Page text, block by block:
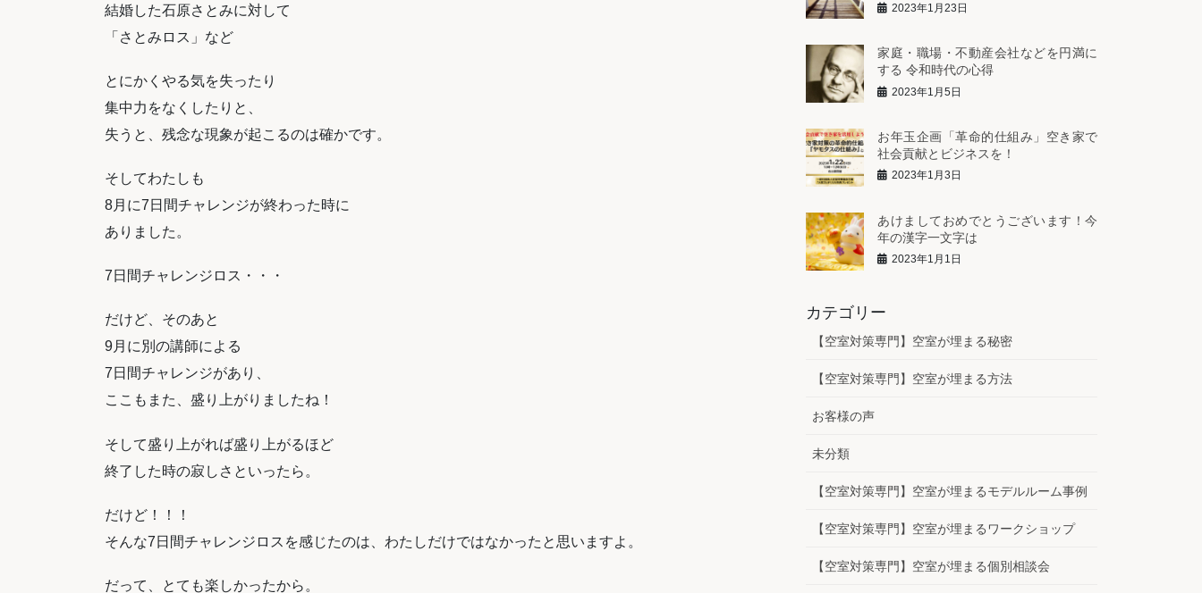
結婚した石原さとみに対して
「さとみロス」など
とにかくやる気を失ったり
集中力をなくしたりと、
失うと、残念な現象が起こるのは確かです。
そしてわたしも
8月に7日間チャレンジが終わった時に
ありました。
7日間チャレンジロス・・・
だけど、そのあと
9月に別の講師による
7日間チャレンジがあり、
ここもまた、盛り上がりましたね！
そして盛り上がれば盛り上がるほど
終了した時の寂しさといったら。
だけど！！！
そんな7日間チャレンジロスを感じたのは、わたしだけではなかったと思いますよ。
だって、とても楽しかったから。
2023年1月23日
家庭・職場・不動産会社などを円満に
する 令和時代の心得
2023年1月5日
お年玉企画「革命的仕組み」空き家で
社会貢献とビジネスを！
2023年1月3日
あけましておめでとうございます！今
年の漢字一文字は
2023年1月1日
カテゴリー
【空室対策専門】空室が埋まる秘密
【空室対策専門】空室が埋まる方法
お客様の声
未分類
【空室対策専門】空室が埋まるモデルルーム事例
【空室対策専門】空室が埋まるワークショップ
【空室対策専門】空室が埋まる個別相談会